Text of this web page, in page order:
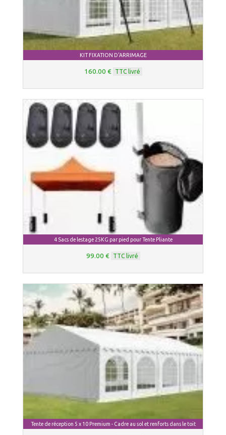
KIT FIXATION D'ARRIMAGE
160.00 € TTC livré
4 Sacs de lestage 25KG par pied pour Tente Pliante
99.00 € TTC livré
Tente de réception 5 x 10 Premium - Cadre au sol et renforts dans le toit